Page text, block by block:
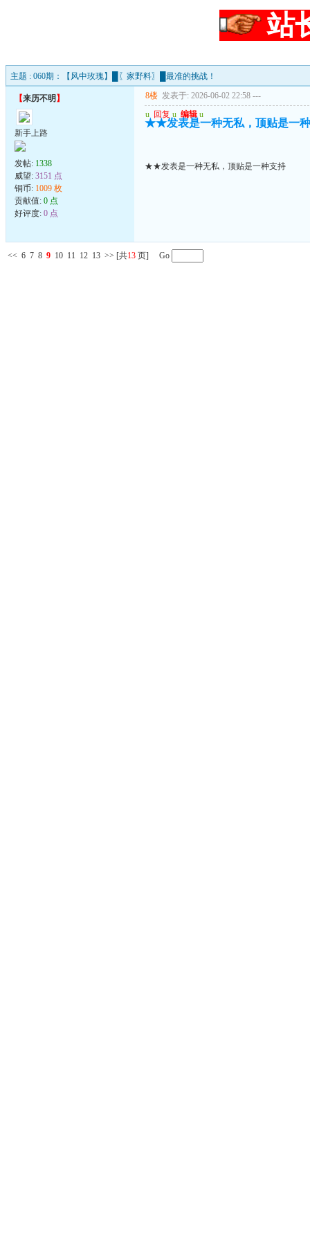
站
主题 : 060期：【风中玫瑰】█〖家野料〗█最准的挑战！
【来历不明 】
新手上路
发帖: 1338
威望: 3151 点
铜币: 1009 枚
贡献值: 0 点
好评度: 0 点
8楼 发表于: 2026-06-02 22:58 ---
u 回复 u 编辑 u
★★发表是一种无私，顶贴是一
★★发表是一种无私，顶贴是一种支持
<< 6 7 8 9 10 11 12 13 >> [共13 页] Go